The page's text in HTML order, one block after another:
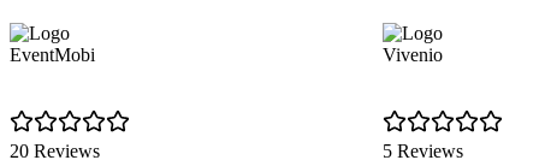
EventMobi
20 Reviews
Vivenio
5 Reviews